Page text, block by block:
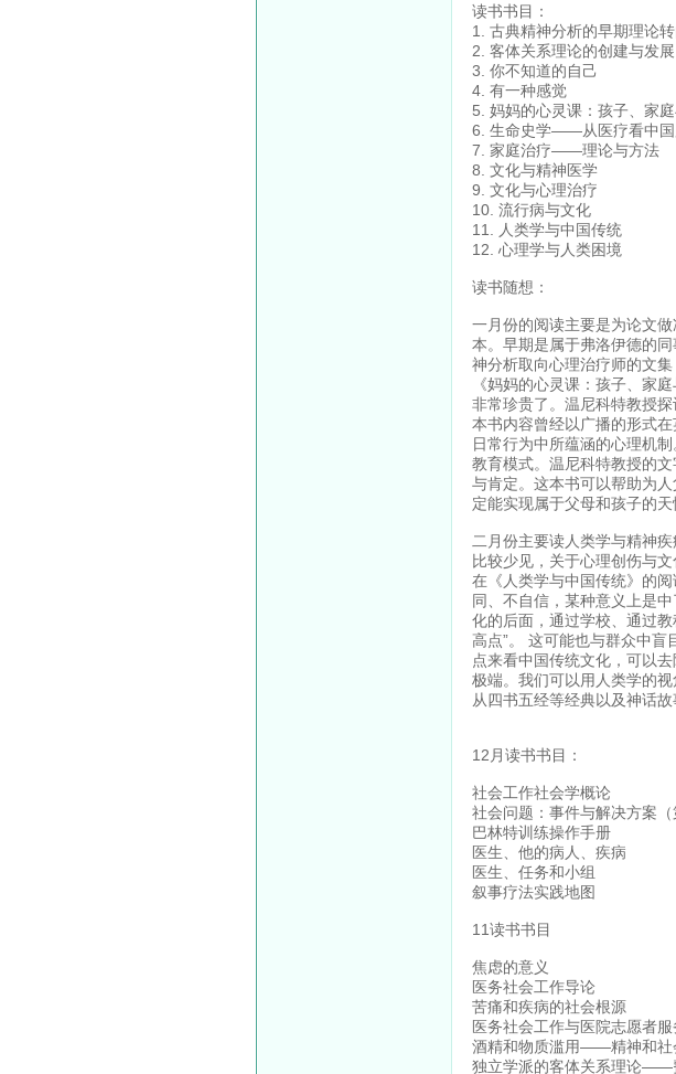
读书书目：
1. 古典精神分析的早期理论
2. 客体关系理论的创建与发
3. 你不知道的自己
4. 有一种感觉
5. 妈妈的心灵课：孩子、家
6. 生命史学——从医疗看中国
7. 家庭治疗——理论与方法
8. 文化与精神医学
9. 文化与心理治疗
10. 流行病与文化
11. 人类学与中国传统
12. 心理学与人类困境
读书随想：
一月份的阅读主要是为论文
本。早期是属于弗洛伊德的
神分析取向心理治疗师的文
《妈妈的心灵课：孩子、家
非常珍贵了。温尼科特教授
本书内容曾经以广播的形式
日常行为中所蕴涵的心理机
教育模式。温尼科特教授的
与肯定。这本书可以帮助为
定能实现属于父母和孩子的天
二月份主要读人类学与精神
比较少见，关于心理创伤与
在《人类学与中国传统》的
同、不自信，某种意义上是
化的后面，通过学校、通过
高点”。 这可能也与群众中
点来看中国传统文化，可以
极端。我们可以用人类学的
从四书五经等经典以及神话
12月读书书目：
社会工作社会学概论
社会问题：事件与解决方案（
巴林特训练操作手册
医生、他的病人、疾病
医生、任务和小组
叙事疗法实践地图
11读书书目
焦虑的意义
医务社会工作导论
苦痛和疾病的社会根源
医务社会工作与医院志愿者
酒精和物质滥用——精神和社
独立学派的客体关系理论——